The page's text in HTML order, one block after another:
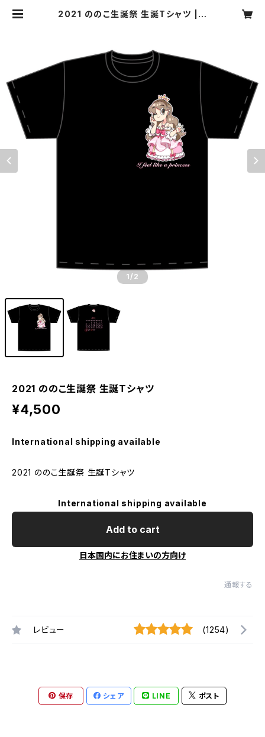
2021 ののこ生誕祭 生誕Tシャツ | d
1 /2
2021 ののこ生誕祭 生誕Tシャツ
¥4,500
International shipping available
2021 ののこ生誕祭 生誕Tシャツ
International shipping available
Add to cart
日本国内にお住まいの方向け
通報する
レビュー (1254)
保存 シェア LINE ポスト